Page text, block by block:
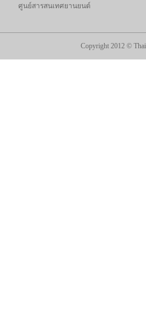
ศูนย์สารสนเทศยานยนต์
Copyright 2012 ©